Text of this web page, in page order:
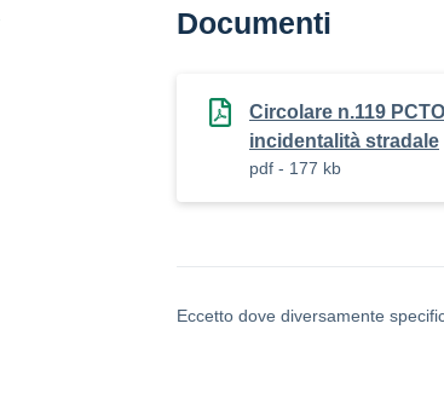
Documenti
Circolare n.119
incidentalità stradale
pdf - 177 kb
Eccetto dove diversamente